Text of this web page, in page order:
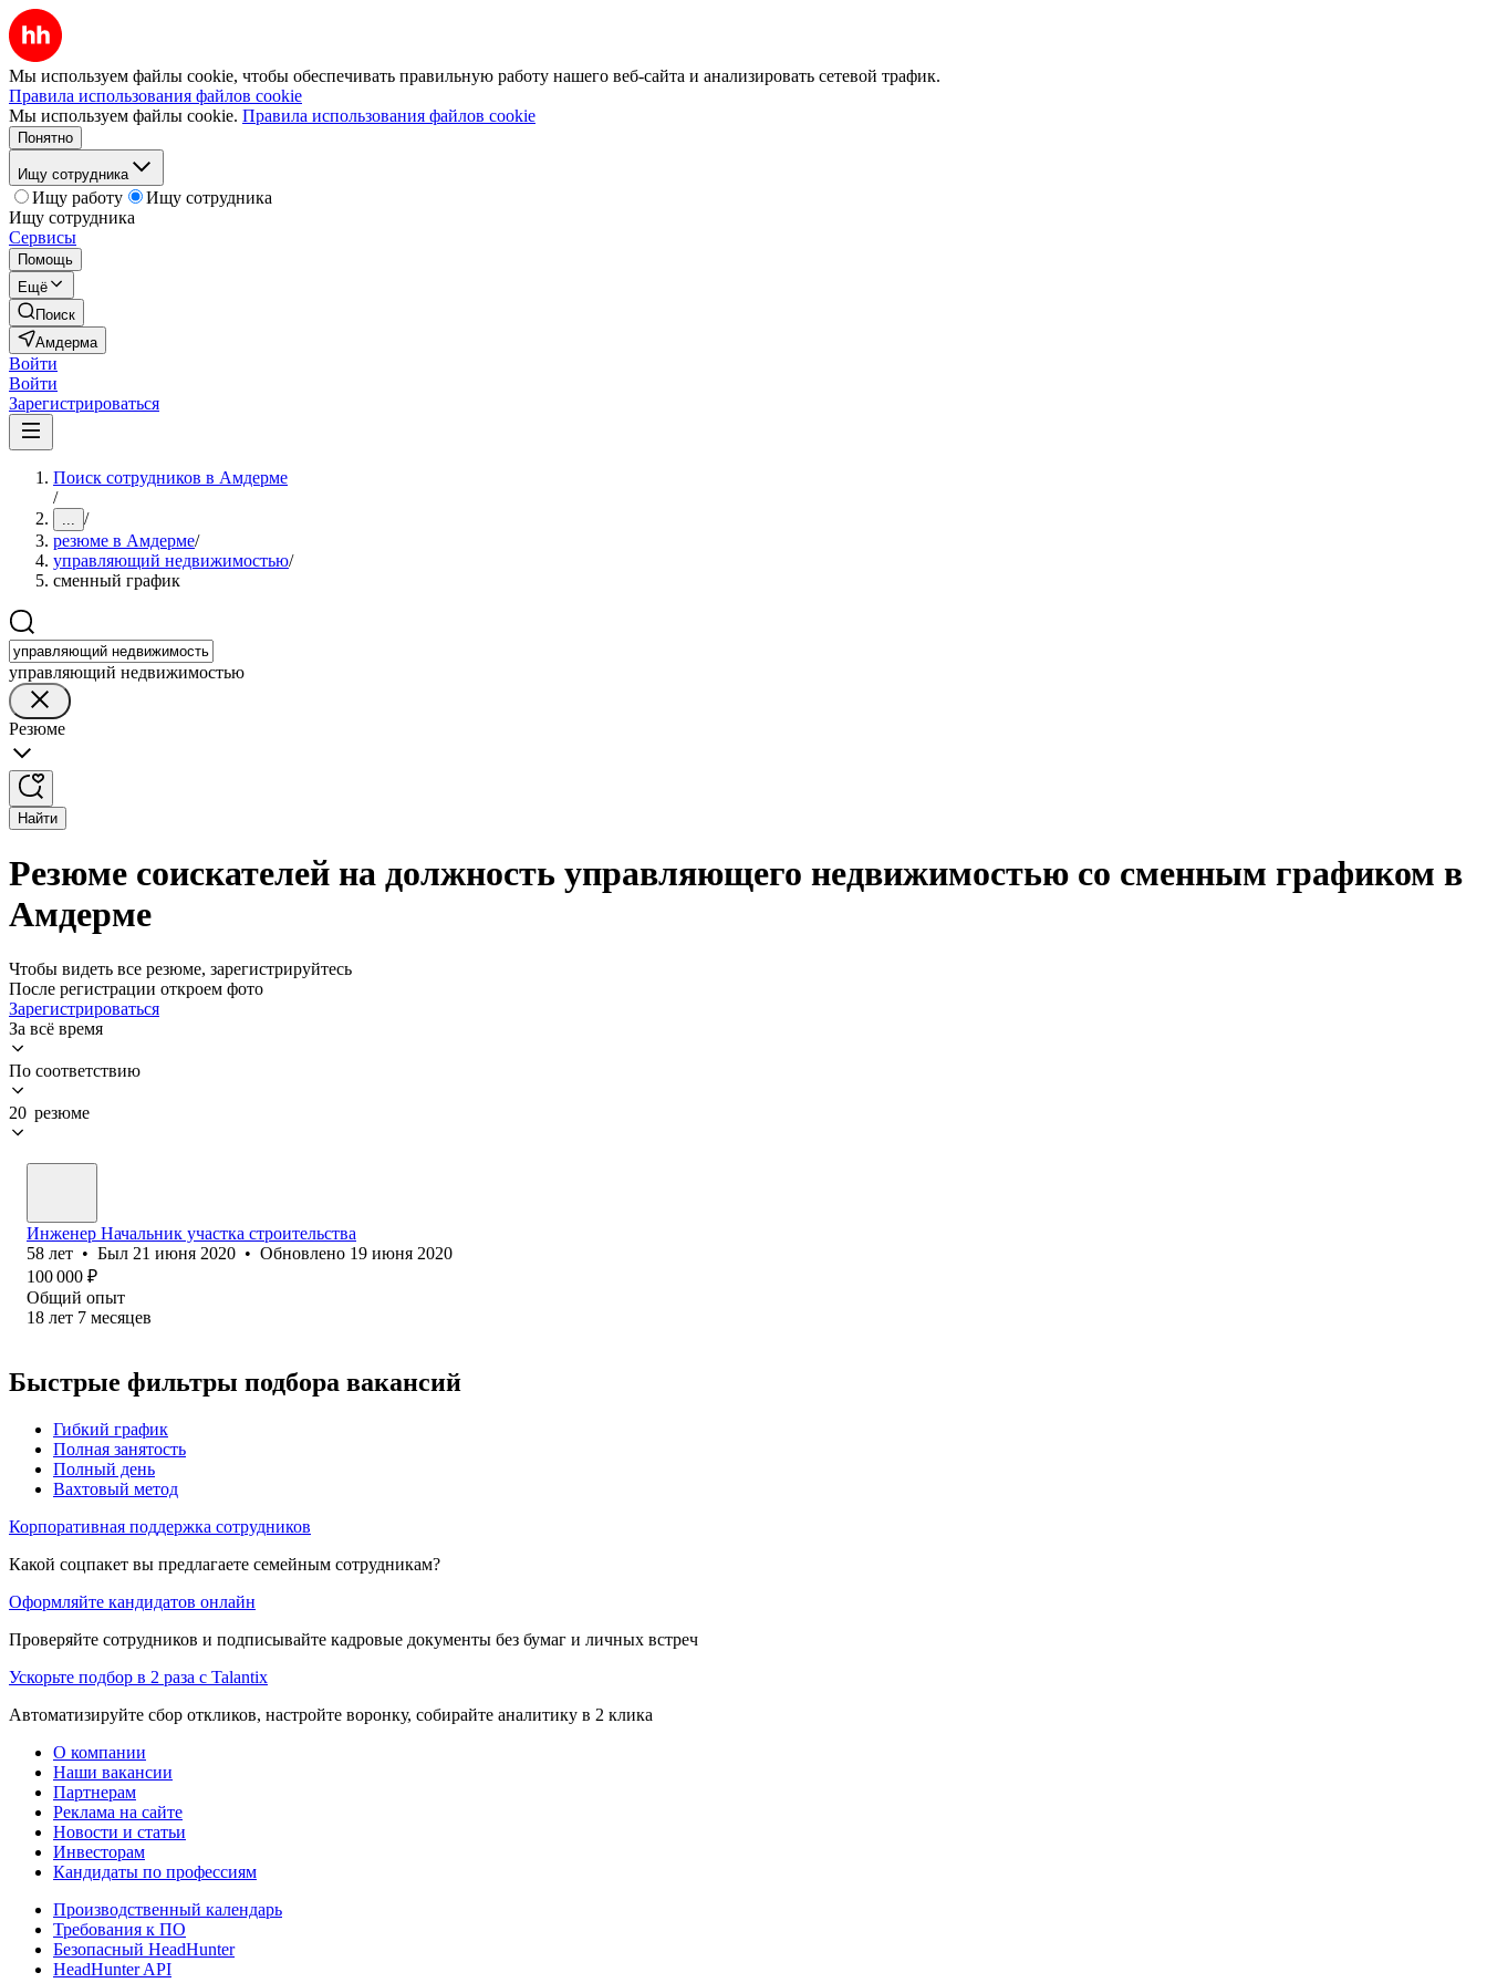
Мы используем файлы cookie, чтобы обеспечивать правильную работу нашего веб-сайта и анализировать сетевой трафик.
Правила использования файлов cookie
Мы используем файлы cookie. Правила использования файлов cookie
Понятно
Ищу сотрудника
Ищу работу
Ищу сотрудника
Ищу сотрудника
Сервисы
Помощь
Ещё
Поиск
Амдерма
Войти
Войти
Зарегистрироваться
Поиск сотрудников в Амдерме
/
... /
резюме в Амдерме/
управляющий недвижимостью/
сменный график
управляющий недвижимостью
Резюме
Найти
Резюме соискателей на должность управляющего недвижимостью со сменным графиком в
Амдерме
Чтобы видеть все резюме, зарегистрируйтесь
После регистрации откроем фото
Зарегистрироваться
За всё время
По соответствию
20 резюме
Инженер Начальник участка строительства
58 лет • Был 21 июня 2020 • Обновлено 19 июня 2020
100 000 ₽
Общий опыт
18 лет 7 месяцев
Быстрые фильтры подбора вакансий
Гибкий график
Полная занятость
Полный день
Вахтовый метод
Корпоративная поддержка сотрудников
Какой соцпакет вы предлагаете семейным сотрудникам?
Оформляйте кандидатов онлайн
Проверяйте сотрудников и подписывайте кадровые документы без бумаг и личных встреч
Ускорьте подбор в 2 раза с Talantix
Автоматизируйте сбор откликов, настройте воронку, собирайте аналитику в 2 клика
О компании
Наши вакансии
Партнерам
Реклама на сайте
Новости и статьи
Инвесторам
Кандидаты по профессиям
Производственный календарь
Требования к ПО
Безопасный HeadHunter
HeadHunter API